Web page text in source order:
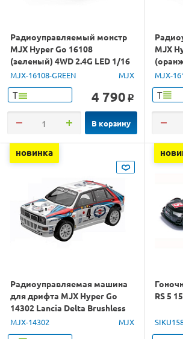
Радиоуправляемый монстр
MJX Hyper Go 16108
(зеленый) 4WD 2.4G LED 1/16
RTR
MJX-16108-GREEN MJX
Т 4 790 o
В корзину
MJX
1/16
MJX-
Т
новинка
Радиоуправляемая машина
для дрифта MJX Hyper Go
14302 Lancia Delta Brushless
4WD 2.4G LED 1/14 RTR
MJX-14302 MJX
RS 5